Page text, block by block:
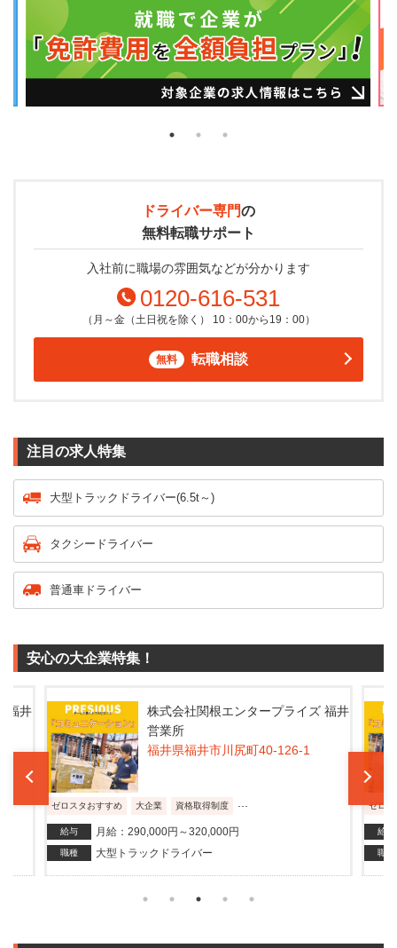
ドライバー専門の
無料転職サポート
入社前に職場の雰囲気などが分かります
0120-616-531
（月～金（土日祝を除く） 10：00から19：00）
無料 転職相談
注目の求人特集
大型トラックドライバー(6.5t～)
タクシードライバー
普通車ドライバー
安心の大企業特集！
福井
株式会社関根エンタープライズ 福井
営業所
福井県福井市川尻町40-126-1
ゼロスタおすすめ 大企業 資格取得制度
給与 月給：290,000円～320,000円
職種 大型トラックドライバー
ゼロス
給与
職種